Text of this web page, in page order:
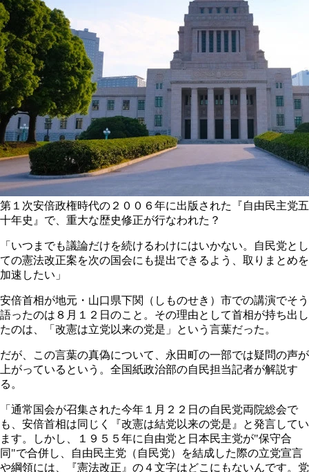
第１次安倍政権時代の２００６年に出版された『自由民主党五
十年史』で、重大な歴史修正が行なわれた？
「いつまでも議論だけを続けるわけにはいかない。自民党とし
ての憲法改正案を次の国会にも提出できるよう、取りまとめを
加速したい」
安倍首相が地元・山口県下関（しものせき）市での講演でそう
語ったのは８月１２日のこと。その理由として首相が持ち出し
たのは、「改憲は立党以来の党是」という言葉だった。
だが、この言葉の真偽について、永田町の一部では疑問の声が
上がっているという。全国紙政治部の自民担当記者が解説す
る。
「通常国会が召集された今年１月２２日の自民党両院総会で
も、安倍首相は同じく『改憲は結党以来の党是』と発言してい
ます。しかし、１９５５年に自由党と日本民主党が"保守合
同"で合併し、自由民主党（自民党）を結成した際の立党宣言
や綱領には、『憲法改正』の４文字はどこにもないんです。党